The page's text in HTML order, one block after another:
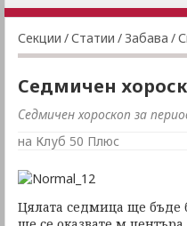
Секции /Статии / Забава /
Седмичен
Седмичен хороскоп за
на Клуб 50 Плюс
Цялата седмица ще бъде